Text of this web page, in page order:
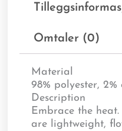
Omtaler (0)
Material
98% polyester, 2%
Description
Embrace the
are lightweight,